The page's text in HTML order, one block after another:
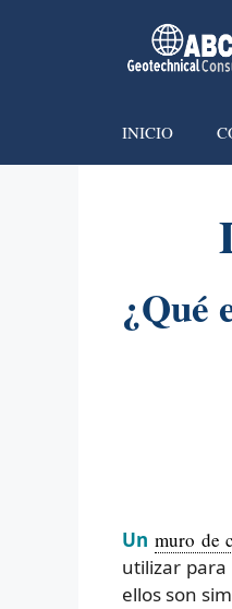
INICIO
¿Qué
Un muro de
utilizar
ellos son